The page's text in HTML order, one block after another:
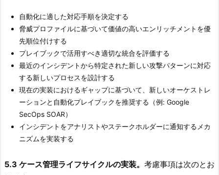
自動化に適した対応手順を決定する
脅威プロファイルに基づいて価値の高いエンリッチメントを優
先順位付けする
プレイブックで活用すべき適切な統合を評価する
最近のインシデントから特定された新しい攻撃パターンに対応
する新しいプロセスを設計する
現在の実装におけるギャップに基づいて、新しいオーケストレ
ーションと自動化プレイブックを推奨する（例: Google
SecOps SOAR）
インシデントをアナリストやステークホルダーに通知するメカ
ニズムを実装する
5.3 ケース管理ライフサイクルの実装。 考慮事項は次のとお